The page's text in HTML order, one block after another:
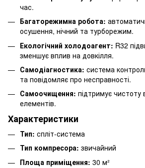
час.
Багаторежимна робота:
осушення, нічний та турборежим.
Екологічний холодоагент: R32
зменшує вплив на довкілля.
Самодіагностика: система
та повідомляє про несправності.
Самоочищення: підтримує чистоту
елементів.
Характеристики
Тип: спліт-система
Тип компресора: звичайний
Площа приміщення: 30 м²